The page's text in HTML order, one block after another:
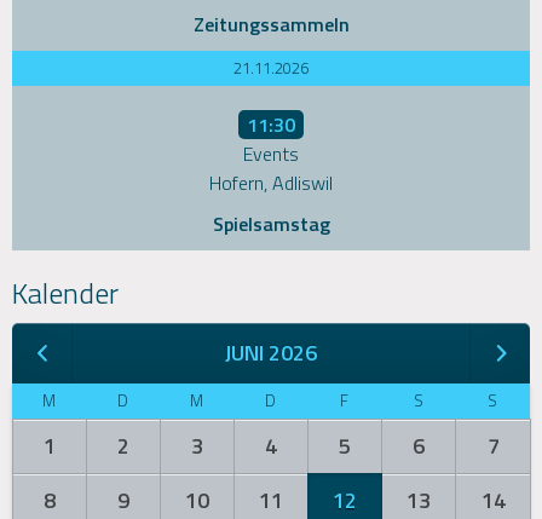
Zeitungssammeln
21.11.2026
11:30
Events
Hofern, Adliswil
Spielsamstag
Kalender
JUNI 2026
M D M D F S S
1 2 3 4 5 6
7
8
9 10 11 12 13
14